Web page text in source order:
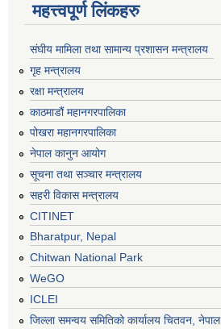
महत्त्वपूर्ण लिंकहरु
संघीय मामिला तथा सामान्य प्रशासन मन्त्रालय
गृह मन्त्रालय
रक्षा मन्त्रालय
काठमाडौं महानगरपालिका
पोखरा महानगरपालिका
नेपाल कानुन आयोग
सूचना तथा सञ्चार मन्त्रालय
सहरी विकास मन्त्रालय
CITINET
Bharatpur, Nepal
Chitwan National Park
WeGO
ICLEI
जिल्ला समन्वय समितिको कार्यालय चितवन, नेपाल